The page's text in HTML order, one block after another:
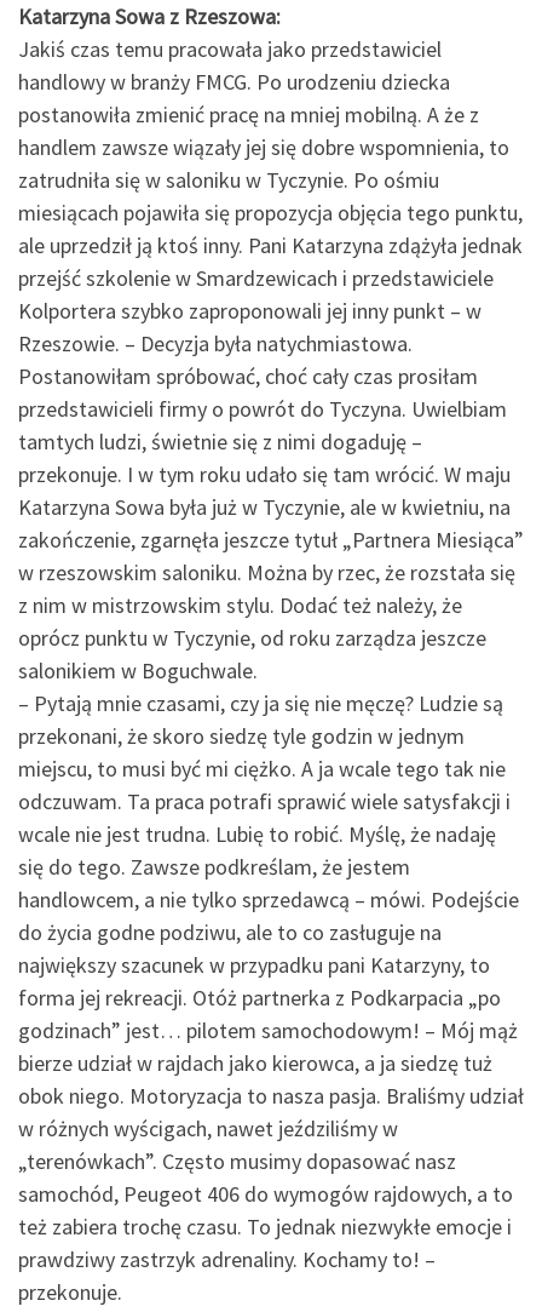
Katarzyna Sowa z Rzeszowa:
Jakiś czas temu pracowała jako przedstawiciel
handlowy w branży FMCG. Po urodzeniu dziecka
postanowiła zmienić pracę na mniej mobilną. A że z
handlem zawsze wiązały jej się dobre wspomnienia, to
zatrudniła się w saloniku w Tyczynie. Po ośmiu
miesiącach pojawiła się propozycja objęcia tego punktu,
ale uprzedził ją ktoś inny. Pani Katarzyna zdążyła jednak
przejść szkolenie w Smardzewicach i przedstawiciele
Kolportera szybko zaproponowali jej inny punkt – w
Rzeszowie. – Decyzja była natychmiastowa.
Postanowiłam spróbować, choć cały czas prosiłam
przedstawicieli firmy o powrót do Tyczyna. Uwielbiam
tamtych ludzi, świetnie się z nimi dogaduję –
przekonuje. I w tym roku udało się tam wrócić. W maju
Katarzyna Sowa była już w Tyczynie, ale w kwietniu, na
zakończenie, zgarnęła jeszcze tytuł „Partnera Miesiąca”
w rzeszowskim saloniku. Można by rzec, że rozstała się
z nim w mistrzowskim stylu. Dodać też należy, że
oprócz punktu w Tyczynie, od roku zarządza jeszcze
salonikiem w Boguchwale.
– Pytają mnie czasami, czy ja się nie męczę? Ludzie są
przekonani, że skoro siedzę tyle godzin w jednym
miejscu, to musi być mi ciężko. A ja wcale tego tak nie
odczuwam. Ta praca potrafi sprawić wiele satysfakcji i
wcale nie jest trudna. Lubię to robić. Myślę, że nadaję
się do tego. Zawsze podkreślam, że jestem
handlowcem, a nie tylko sprzedawcą – mówi. Podejście
do życia godne podziwu, ale to co zasługuje na
największy szacunek w przypadku pani Katarzyny, to
forma jej rekreacji. Otóż partnerka z Podkarpacia „po
godzinach” jest… pilotem samochodowym! – Mój mąż
bierze udział w rajdach jako kierowca, a ja siedzę tuż
obok niego. Motoryzacja to nasza pasja. Braliśmy udział
w różnych wyścigach, nawet jeździliśmy w
„terenówkach”. Często musimy dopasować nasz
samochód, Peugeot 406 do wymogów rajdowych, a to
też zabiera trochę czasu. To jednak niezwykłe emocje i
prawdziwy zastrzyk adrenaliny. Kochamy to! –
przekonuje.